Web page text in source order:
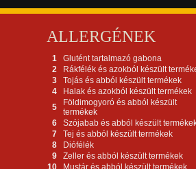
ALLERGÉNEK
1
Glutént tartalmazó gabona
2
Rákfélék és azokból készült
3
Tojás és abból készült termékek
4
Halak és azokból készült termékek
5
Földimogyoró és abból készült
termékek
6
Szójabab és abból készült
7
Tej és abból készült termékek
8
Diófélék
9
Zeller és abból készült termékek
10
Mustár és abból készült termékek